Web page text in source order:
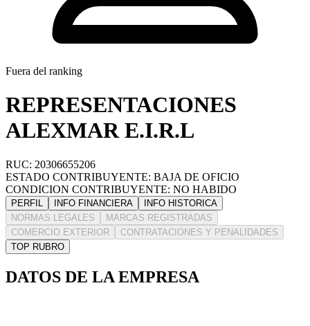
Fuera del ranking
REPRESENTACIONES
ALEXMAR E.I.R.L
RUC: 20306655206
ESTADO CONTRIBUYENTE: BAJA DE OFICIO
CONDICION CONTRIBUYENTE: NO HABIDO
PERFIL INFO FINANCIERA
INFO HISTORICA
NORMAS LEGALES
MARCAS REGISTRADAS
COMERCIO EXTERIOR
CONTRATACIONES Y PENALIDADES
TOP RUBRO
DATOS DE LA EMPRESA